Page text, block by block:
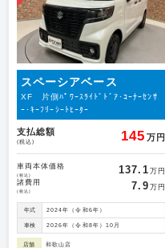
スペーシアベース
XF 片側ﾊﾟﾜｰｽﾗｲﾄﾞﾄﾞｱ･ｺｰﾅｰｾﾝｻ
ｰ･ｷｰﾌﾘｰｼｰﾄﾋｰﾀｰ
支払総額
(税込) 145 万円
車両本体価格
(税込) 137.1 万円
諸費用
(税込) 7.9 万円
年式 2024年（令和6年）
車検 2026年（令和8年）10月
店舗 和歌山店